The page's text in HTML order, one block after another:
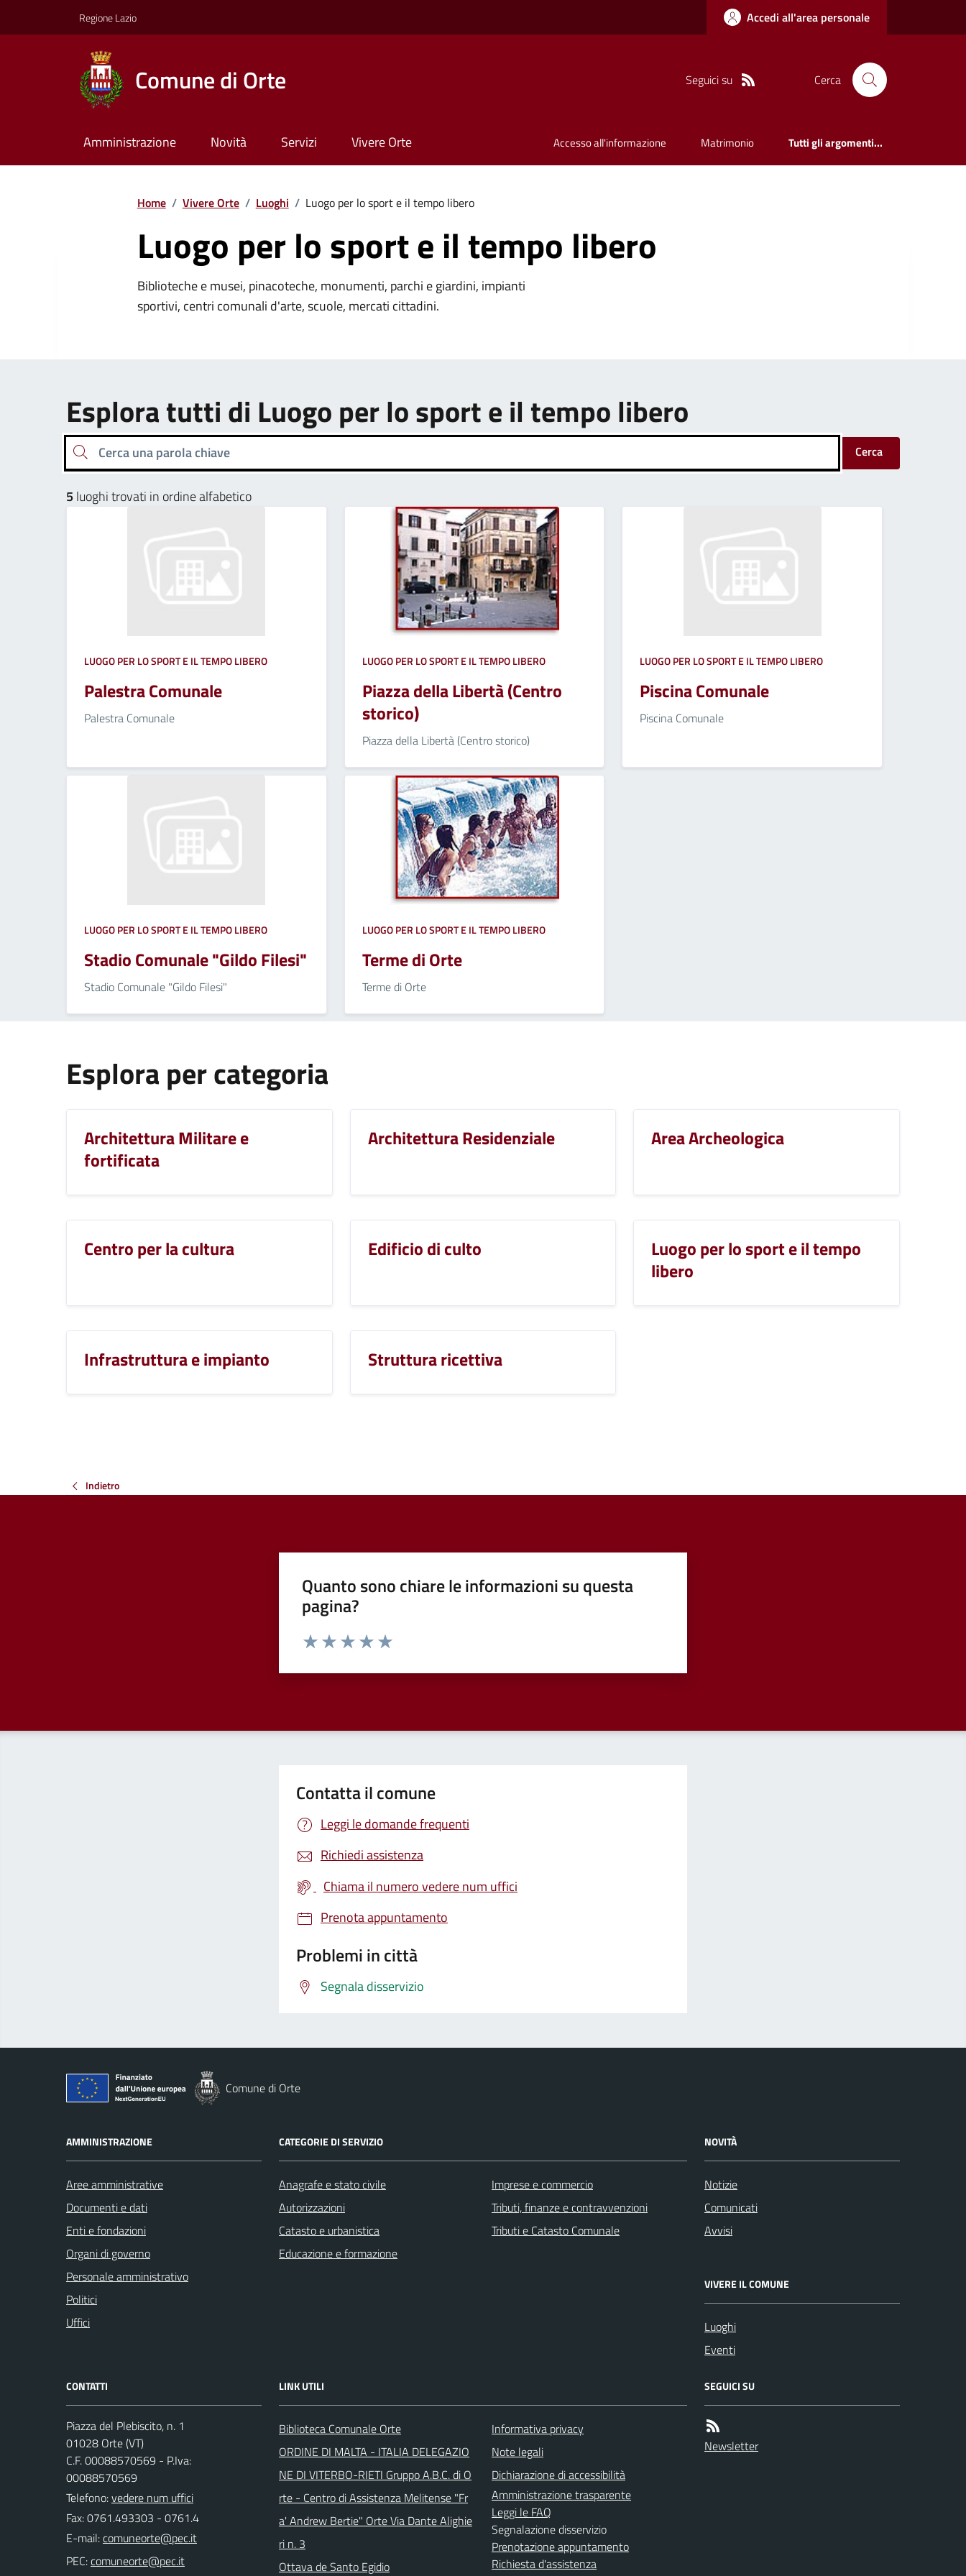
Regione Lazio Accedi all'area personale
Comune di Orte Seguici su Cerca
Amministrazione Novità Servizi Vivere Orte Accesso all'informazione Matrimonio Tutti gli argomenti...
Home / Vivere Orte / Luoghi / Luogo per lo sport e il tempo libero
Luogo per lo sport e il tempo libero
Biblioteche e musei, pinacoteche, monumenti, parchi e giardini, impianti
sportivi, centri comunali d'arte, scuole, mercati cittadini.
Esplora tutti di Luogo per lo sport e il tempo libero
Cerca una parola chiave Cerca
5 luoghi trovati in ordine alfabetico
LUOGO PER LO SPORT E IL TEMPO LIBERO
Palestra Comunale
Palestra Comunale
LUOGO PER LO SPORT E IL TEMPO LIBERO
Piazza della Libertà (Centro
storico)
Piazza della Libertà (Centro storico)
LUOGO PER LO SPORT E IL TEMPO LIBERO
Piscina Comunale
Piscina Comunale
LUOGO PER LO SPORT E IL TEMPO LIBERO
Stadio Comunale "Gildo Filesi"
Stadio Comunale "Gildo Filesi"
LUOGO PER LO SPORT E IL TEMPO LIBERO
Terme di Orte
Terme di Orte
Esplora per categoria
Architettura Militare e
fortificata
Architettura Residenziale Area Archeologica
Centro per la cultura Edificio di culto
Luogo per lo sport e il tempo
libero
Infrastruttura e impianto Struttura ricettiva
Indietro
Quanto sono chiare le informazioni su questa
pagina?
Valuta da 1 a 5 stelle la pagina
Contatta il comune
Leggi le domande frequenti
Richiedi assistenza
Chiama il numero vedere num uffici
Prenota appuntamento
Problemi in città
Segnala disservizio
Comune di Orte
AMMINISTRAZIONE
Aree amministrative
Documenti e dati
Enti e fondazioni
Organi di governo
Personale amministrativo
Politici
Uffici
CATEGORIE DI SERVIZIO
Anagrafe e stato civile
Autorizzazioni
Catasto e urbanistica
Educazione e formazione
Imprese e commercio
Tributi, finanze e contravvenzioni
Tributi e Catasto Comunale
NOVITÀ
Notizie
Comunicati
Avvisi
VIVERE IL COMUNE
Luoghi
Eventi
CONTATTI
Piazza del Plebiscito, n. 1
01028 Orte (VT)
C.F. 00088570569 - P.Iva:
00088570569
Telefono:vedere num uffici
Fax: 0761.493303 - 0761.4
E-mail:
PEC:
LINK UTILI
Biblioteca Comunale Orte
ORDINE DI MALTA - ITALIA DELEGAZIO
NE DI VITERBO-RIETI Gruppo A.B.C. di O
rte - Centro di Assistenza Melitense "Fr
a' Andrew Bertie" Orte Via Dante Alighie
ri n. 3
Ottava de Santo Egidio
Informativa privacy
Note legali
Dichiarazione di accessibilità
Amministrazione trasparente
Leggi le FAQ
Segnalazione disservizio
Prenotazione appuntamento
Richiesta d'assistenza
SEGUICI SU
Newsletter